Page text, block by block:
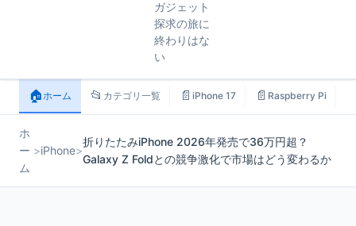
ガジェット
探求の旅に
終わりはな
い
🏠ホーム 📂 カテゴリ一覧 📄 iPhone 17 📄 Raspberry Pi
ホ
ー
ム
>iPhone>
折りたたみiPhone 2026年発売で36万円超？
Galaxy Z Foldとの競争激化で市場はどう変わるか